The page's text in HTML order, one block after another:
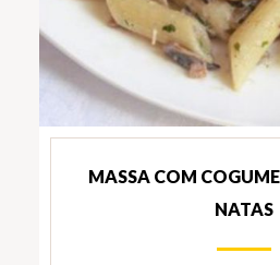
MASSA COM
NATAS